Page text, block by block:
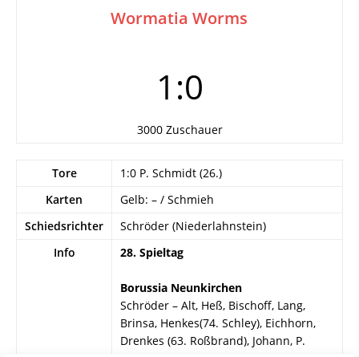
Wormatia Worms
1:0
3000 Zuschauer
Tore
1:0 P. Schmidt (26.)
Karten
Gelb: – / Schmieh
Schiedsrichter
Schröder (Niederlahnstein)
Info
28. Spieltag
Borussia Neunkirchen
Schröder – Alt, Heß, Bischoff, Lang,
Brinsa, Henkes(74. Schley), Eichhorn,
Drenkes (63. Roßbrand), Johann, P.